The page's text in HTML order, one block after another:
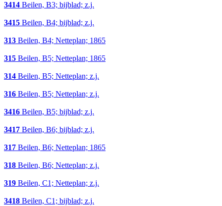
3414 Beilen, B3; bijblad; z.j.
3415 Beilen, B4; bijblad; z.j.
313 Beilen, B4; Netteplan; 1865
315 Beilen, B5; Netteplan; 1865
314 Beilen, B5; Netteplan; z.j.
316 Beilen, B5; Netteplan; z.j.
3416 Beilen, B5; bijblad; z.j.
3417 Beilen, B6; bijblad; z.j.
317 Beilen, B6; Netteplan; 1865
318 Beilen, B6; Netteplan; z.j.
319 Beilen, C1; Netteplan; z.j.
3418 Beilen, C1; bijblad; z.j.